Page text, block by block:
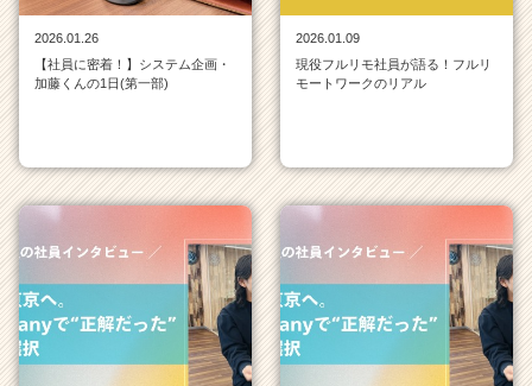
ャ
企
業
ら
ス
カ
ウ
ト
が
2026.01.26
【社員に密着！】システム企画・
加藤くんの1日(第一部)
2026.01.09
現役フルリモ社員が語る！フルリ
モートワークのリアル